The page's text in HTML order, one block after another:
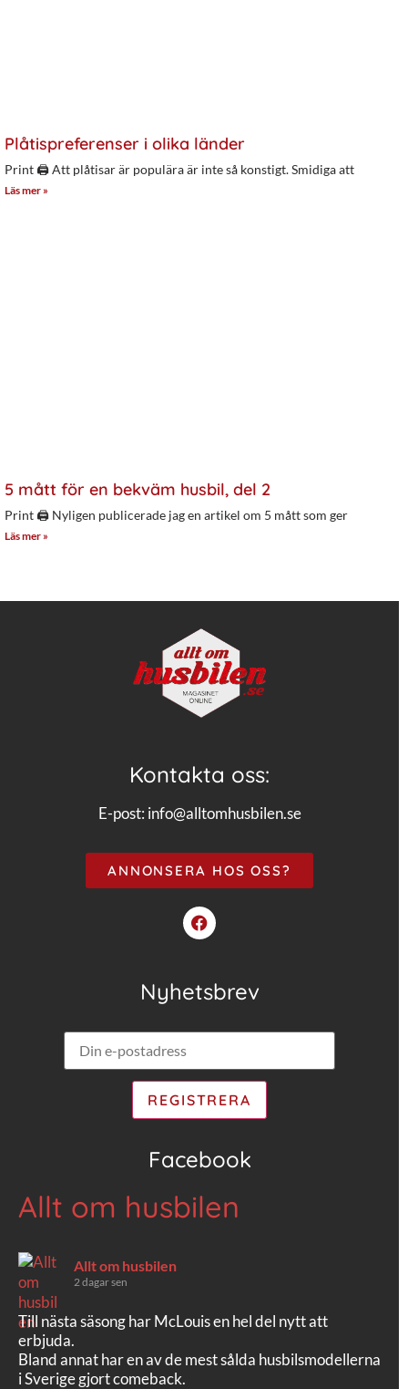
Plåtispreferenser i olika länder
Print 🖨 Att plåtisar är populära är inte så konstigt. Smidiga att
Läs mer »
5 mått för en bekväm husbil, del 2
Print 🖨 Nyligen publicerade jag en artikel om 5 mått som ger
Läs mer »
Kontakta oss:
E-post: info@alltomhusbilen.se
ANNONSERA HOS OSS?
Nyhetsbrev
Facebook
Allt om husbilen
Allt om husbilen
2 dagar sen
Till nästa säsong har McLouis en hel del nytt att
erbjuda.
Bland annat har en av de mest sålda husbilsmodellerna
i Sverige gjort comeback.